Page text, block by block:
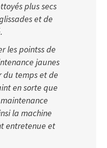
plus secs
et de
les pointss de
jaunes
temps et de
en sorte que
la machine
entretenue et